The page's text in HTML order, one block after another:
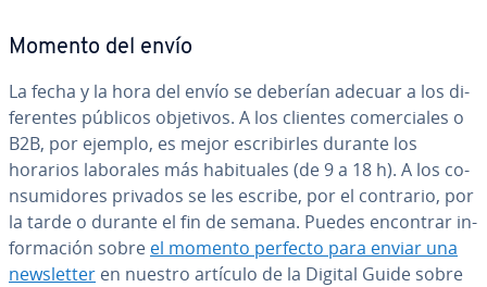
Momento del envío
La fecha y la hora del envío se deberían adecuar a los di­
fe­re­n­tes públicos objetivos. A los clientes co­me­r­cia­les o
B2B, por ejemplo, es mejor es­cri­bi­r­les durante los
horarios laborales más ha­bi­tua­les (de 9 a 18 h). A los co­
n­su­mi­do­res privados se les escribe, por el contrario, por
la tarde o durante el fin de semana. Puedes encontrar in­
fo­r­ma­ción sobre el momento perfecto para enviar una
ne­w­s­le­t­ter en nuestro artículo de la Digital Guide sobre